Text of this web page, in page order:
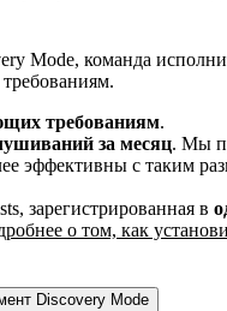
Mode, команда
требованиям.
за месяц. Мы
эффективны с таким
зарегистрированная в
о том, как
Discovery Mode